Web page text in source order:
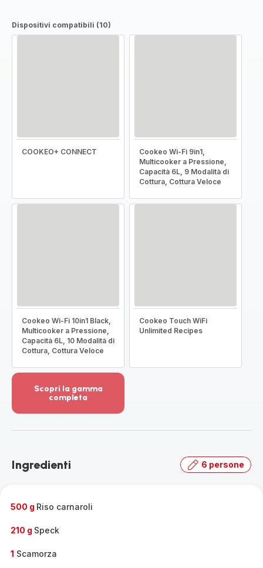
Dispositivi compatibili (10)
COOKEO+ CONNECT
Cookeo Wi-Fi 9in1,
Multicooker a Pressione,
Capacità 6L, 9 Modalità di
Cottura, Cottura Veloce
Cookeo Wi-Fi 10in1 Black,
Multicooker a Pressione,
Capacità 6L, 10 Modalità di
Cottura, Cottura Veloce
Cookeo Touch WiFi
Unlimited Recipes
Scopri la gamma
completa
dettagli
la
Ingredienti 6 persone
500 g Riso carnaroli
210 g Speck
1 Scamorza